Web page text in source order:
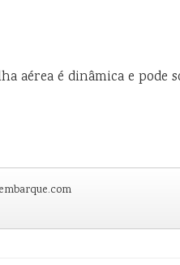
aérea é dinâmica e pode